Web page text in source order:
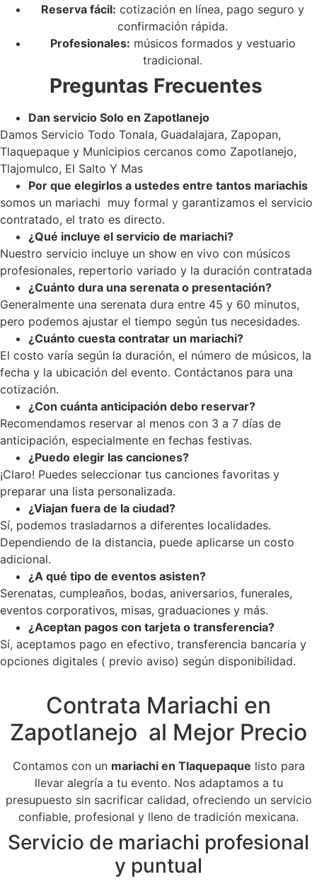
Reserva fácil: cotización en línea, pago seguro y
confirmación rápida.
Profesionales: músicos formados y vestuario
tradicional.
Preguntas Frecuentes
Dan servicio Solo en Zapotlanejo
Damos Servicio Todo Tonala, Guadalajara, Zapopan,
Tlaquepaque y Municipios cercanos como Zapotlanejo,
Tlajomulco, El Salto Y Mas
Por que elegirlos a ustedes entre tantos mariachis
somos un mariachi muy formal y garantizamos el servicio
contratado, el trato es directo.
¿Qué incluye el servicio de mariachi?
Nuestro servicio incluye un show en vivo con músicos
profesionales, repertorio variado y la duración contratada
¿Cuánto dura una serenata o presentación?
Generalmente una serenata dura entre 45 y 60 minutos,
pero podemos ajustar el tiempo según tus necesidades.
¿Cuánto cuesta contratar un mariachi?
El costo varía según la duración, el número de músicos, la
fecha y la ubicación del evento. Contáctanos para una
cotización.
¿Con cuánta anticipación debo reservar?
Recomendamos reservar al menos con 3 a 7 días de
anticipación, especialmente en fechas festivas.
¿Puedo elegir las canciones?
¡Claro! Puedes seleccionar tus canciones favoritas y
preparar una lista personalizada.
¿Viajan fuera de la ciudad?
Sí, podemos trasladarnos a diferentes localidades.
Dependiendo de la distancia, puede aplicarse un costo
adicional.
¿A qué tipo de eventos asisten?
Serenatas, cumpleaños, bodas, aniversarios, funerales,
eventos corporativos, misas, graduaciones y más.
¿Aceptan pagos con tarjeta o transferencia?
Sí, aceptamos pago en efectivo, transferencia bancaria y
opciones digitales ( previo aviso) según disponibilidad.
Contrata Mariachi en
Zapotlanejo al Mejor Precio
Contamos con un mariachi en Tlaquepaque listo para
llevar alegría a tu evento. Nos adaptamos a tu
presupuesto sin sacrificar calidad, ofreciendo un servicio
confiable, profesional y lleno de tradición mexicana.
Servicio de mariachi profesional
y puntual